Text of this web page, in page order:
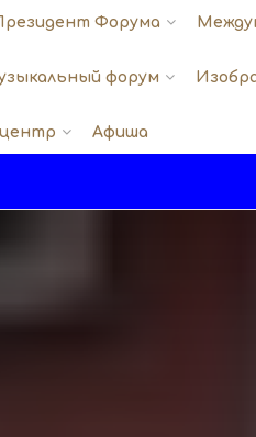
Форума
форум
Афиша